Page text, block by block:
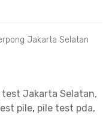
Jakarta Selatan
test Jakarta Selatan,
pile, pile test pda,